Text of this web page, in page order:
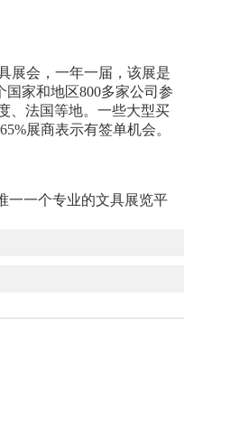
展会，一年一届，该展是
家和地区800多家公司参
、法国等地。一些大型买
展商表示有签单机会。
一一个专业的文具展览平